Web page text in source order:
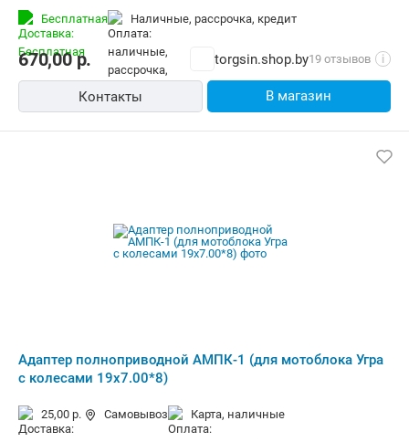
Бесплатная наличные, рассрочка, кредит
670,00р. torgsin.shop.by19 отзывов i
Контакты В магазин
Адаптер полноприводной АМПК-1 (для мотоблока Угра
с колесами 19х7.00*8)
25,00 р. Самовывоз карта, наличные